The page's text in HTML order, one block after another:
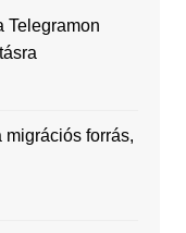
Telegramon
forrás,